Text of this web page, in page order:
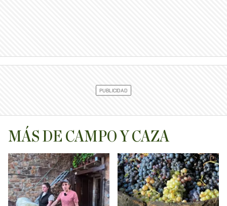
MÁS DE CAMPO Y CAZA